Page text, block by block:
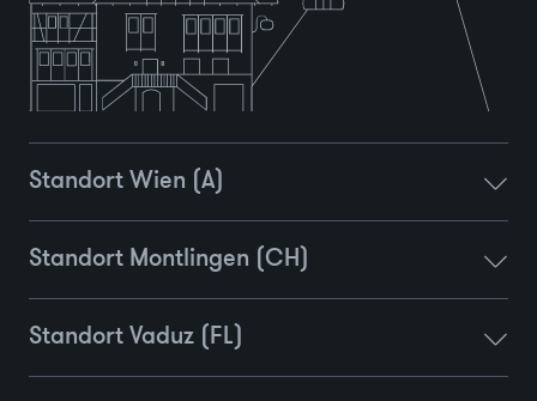
Standort Wien (A)
Standort Montlingen (CH)
Standort Vaduz (FL)